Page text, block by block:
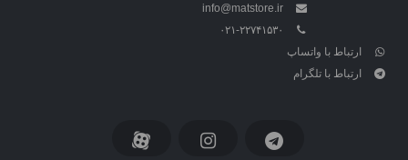
info@matstore.ir
۰۲۱-۲۲۷۴۱۵۳۰
ارتباط با واتساپ
ارتباط با تلگرام